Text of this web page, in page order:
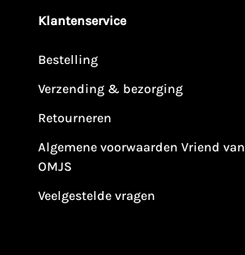
Klantenservice
Bestelling
Verzending & bezorging
Retourneren
Algemene voorwaarden Vriend van
OMJS
Veelgestelde vragen